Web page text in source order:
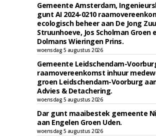
Gemeente Amsterdam,
gunt AI 2024-0210
ecologisch beheer aan De Jong
Struunhoeve, Jos Scholman Groen
Dolmans Wieringen Prins.
woensdag 5 augustus 2026
Gemeente Leidschendam-
raamovereenkomst inhuur
groen Leidschendam-Voorburg
Advies & Detachering.
woensdag 5 augustus 2026
Dar gunt maaibestek gemeente
aan Engelen Groen Uden.
woensdag 5 augustus 2026